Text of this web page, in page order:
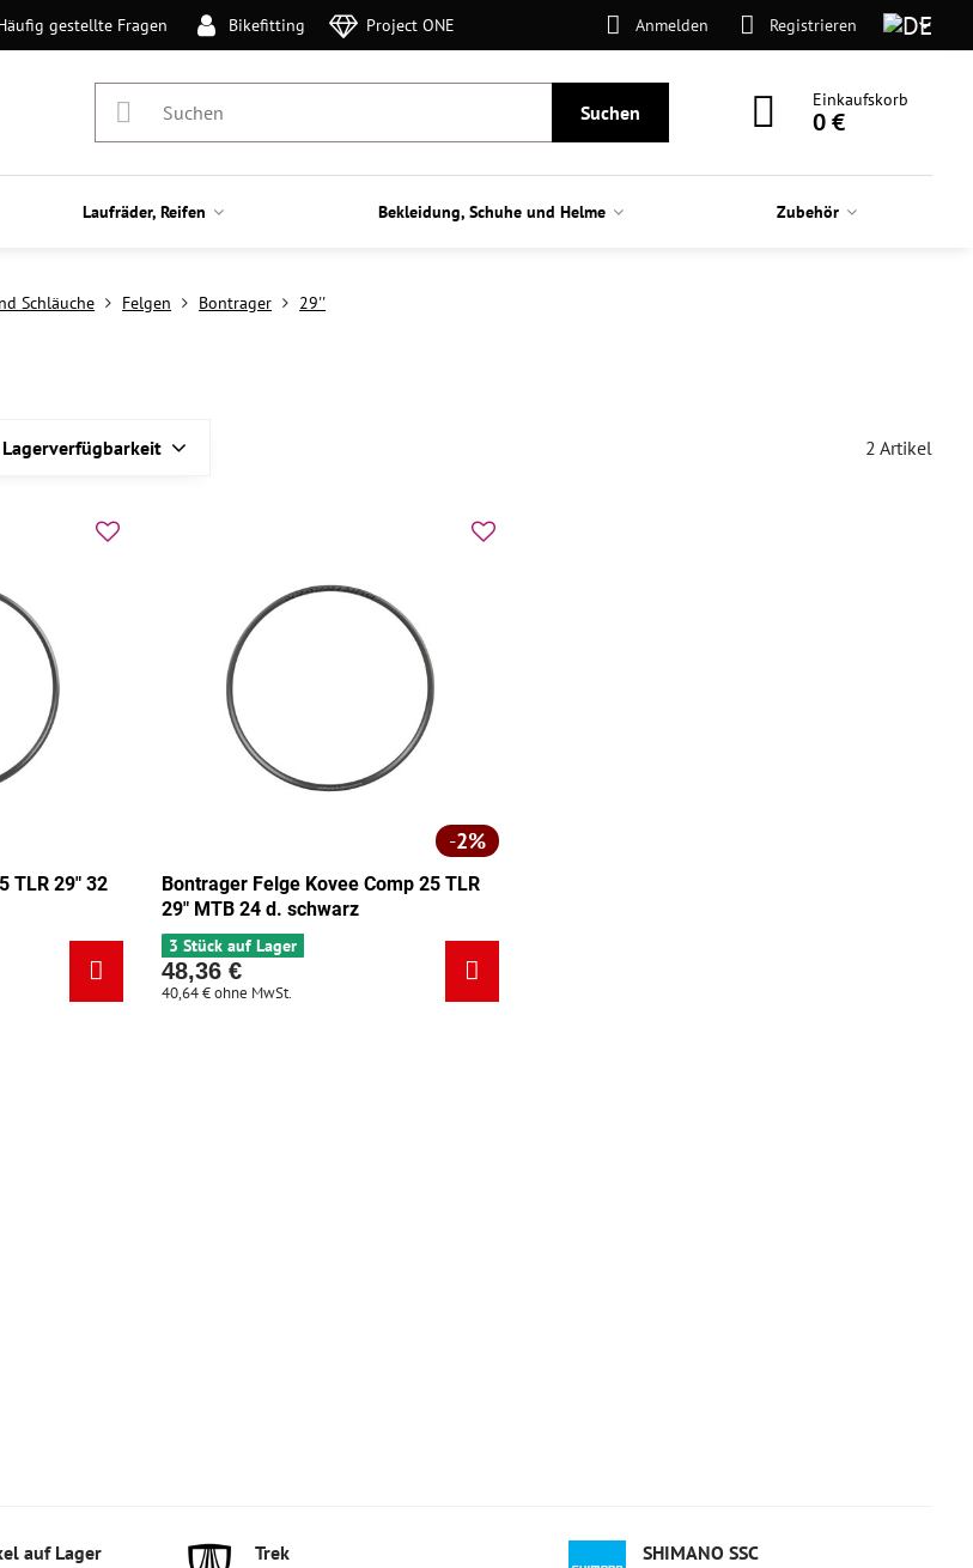
gestellte Fragen Bikefitting Project ONE Anmelden Registrieren
Suchen
Einkaufskorb
0 €
Laufräder, Reifen Bekleidung, Schuhe und Helme Zubehör
Schläuche Felgen Bontrager 29''
Lagerverfügbarkeit 2 Artikel
TLR 29" 32
2%
Bontrager Felge Kovee Comp 25 TLR
29" MTB 24 d. schwarz
3 Stück auf Lager
48,36 €
40,64 €ohne MwSt.
auf Lager Trek SHIMANO SSC